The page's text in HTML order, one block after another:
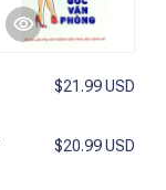
$21.99 USD
$20.99 USD